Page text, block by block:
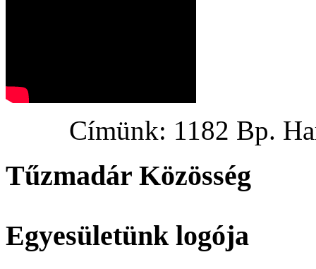
Címünk: 1182 Bp.
Tűzmadár Közösség
Egyesületünk logója